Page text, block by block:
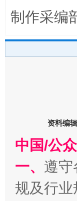
制作采编
资料编
中国/公
一、 遵守
规及行